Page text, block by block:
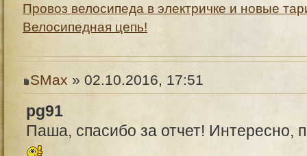
Провоз велосипеда в электричке и новые
Велосипедная цепь!
SMax » 02.10.2016, 17:51
pg91
Паша, спасибо за отчет! Интересно,